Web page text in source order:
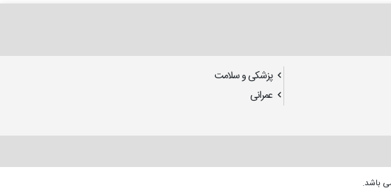
پزشکی و سلامت
عمرانی
باشد.